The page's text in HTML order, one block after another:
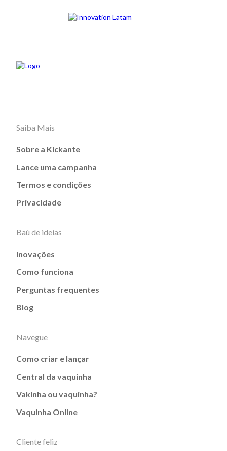
Saiba Mais
Sobre a Kickante
Lance uma campanha
Termos e condições
Privacidade
Baú de ideias
Inovações
Como funciona
Perguntas frequentes
Blog
Navegue
Como criar e lançar
Central da vaquinha
Vakinha ou vaquinha?
Vaquinha Online
Cliente feliz